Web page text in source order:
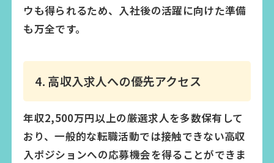
ウも得られるため、入社後の活躍に向けた準備
も万全です。
4. 高収入求人への優先アクセス
年収2,500万円以上の厳選求人を多数保有して
おり、一般的な転職活動では接触できない高収
入ポジションへの応募機会を得ることができま